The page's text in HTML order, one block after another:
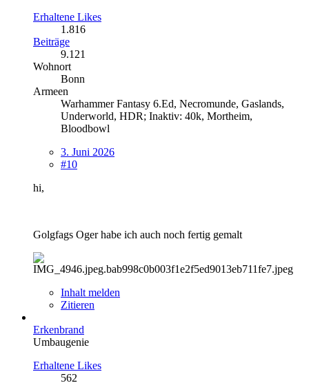
Erhaltene Likes
1.816
Beiträge
9.121
Wohnort
Bonn
Armeen
Warhammer Fantasy 6.Ed, Necromunde, Gaslands,
Underworld, HDR; Inaktiv: 40k, Mortheim,
Bloodbowl
3. Juni 2026
#10
hi,
Golgfags Oger habe ich auch noch fertig gemalt
Inhalt melden
Zitieren
Erkenbrand
Umbaugenie
Erhaltene Likes
562